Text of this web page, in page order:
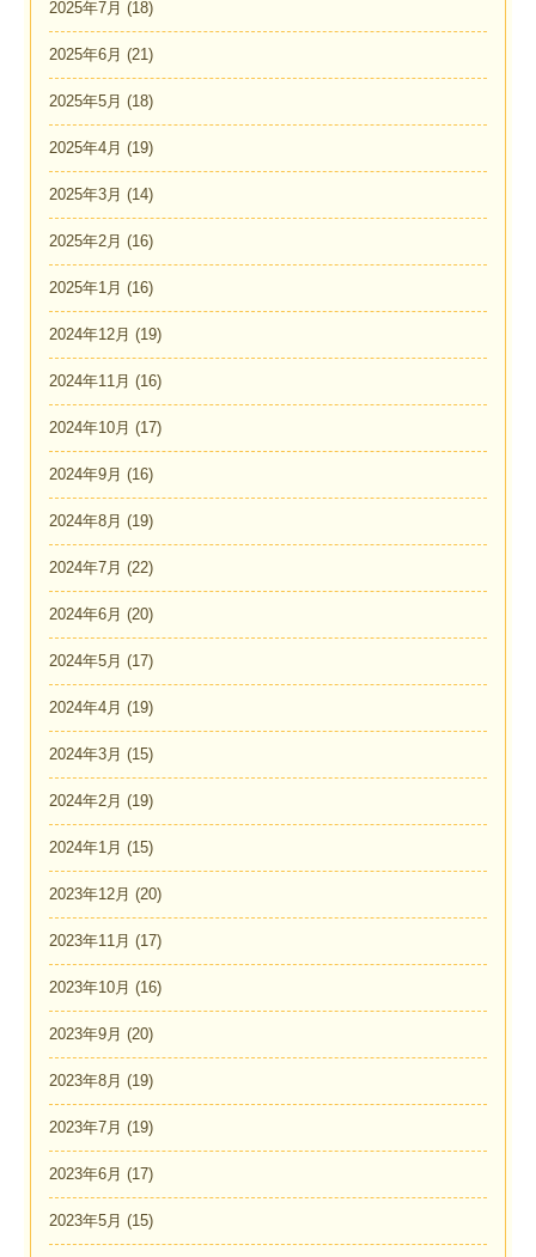
2025年7月 (18)
2025年6月 (21)
2025年5月 (18)
2025年4月 (19)
2025年3月 (14)
2025年2月 (16)
2025年1月 (16)
2024年12月 (19)
2024年11月 (16)
2024年10月 (17)
2024年9月 (16)
2024年8月 (19)
2024年7月 (22)
2024年6月 (20)
2024年5月 (17)
2024年4月 (19)
2024年3月 (15)
2024年2月 (19)
2024年1月 (15)
2023年12月 (20)
2023年11月 (17)
2023年10月 (16)
2023年9月 (20)
2023年8月 (19)
2023年7月 (19)
2023年6月 (17)
2023年5月 (15)